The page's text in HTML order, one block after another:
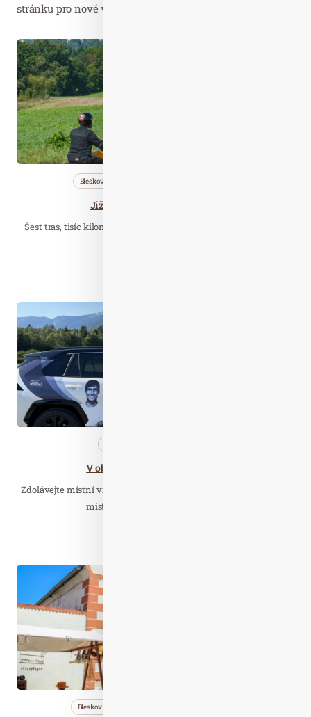
stránku pro nové výsledky...
Bleskovky
Jižní Čechy ze sedla motorky
Šest tras, tisíc kilometrů zážitků a oslava 125 let legendy Indian
V obklopení hor v Pyhrn Prielu
Zdolávejte místní vrcholy na četných via ferratách, koupejte se v
místních scenerických jezerech…
Bleskovky